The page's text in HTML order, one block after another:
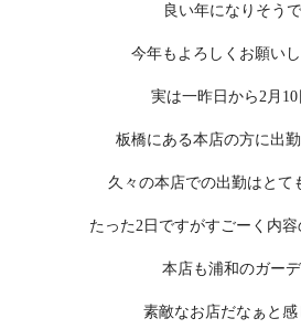
良い年になりそう
今年もよろしくお願い
実は一昨日から2月
板橋にある本店の方に出勤
久々の本店での出勤はとて
たった2日ですがすごーく内
本店も浦和のガー
素敵なお店だなぁと感